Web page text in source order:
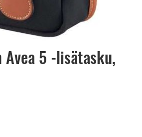
5 -lisätasku,